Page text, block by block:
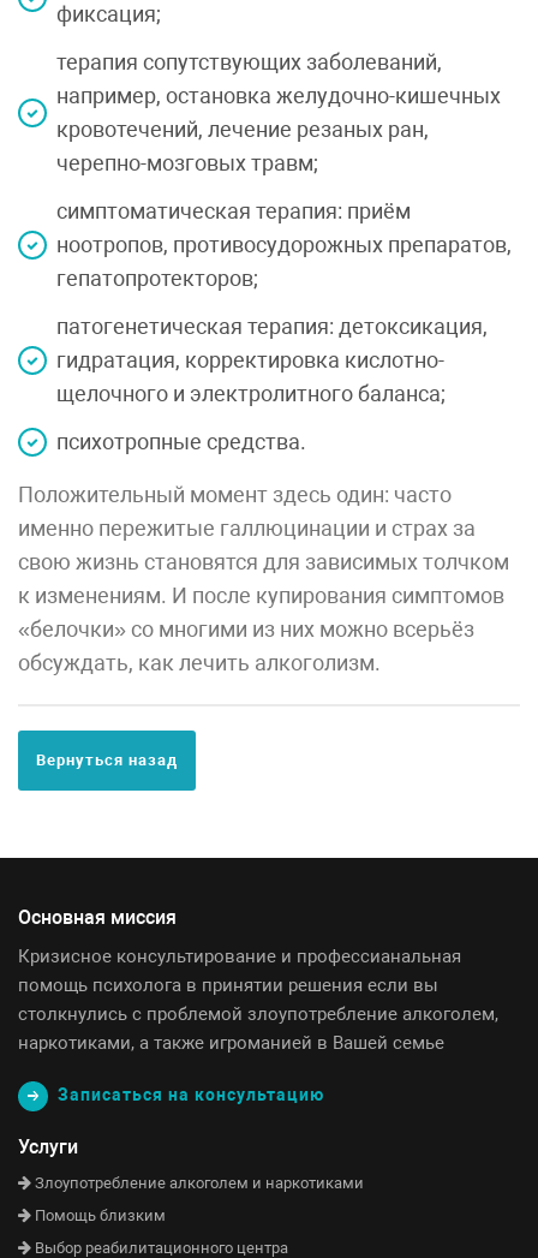
фиксация;
терапия сопутствующих заболеваний,
например, остановка желудочно-кишечных
кровотечений, лечение резаных ран,
черепно-мозговых травм;
симптоматическая терапия: приём
ноотропов, противосудорожных препаратов,
гепатопротекторов;
патогенетическая терапия: детоксикация,
гидратация, корректировка кислотно-
щелочного и электролитного баланса;
психотропные средства.
Положительный момент здесь один: часто
именно пережитые галлюцинации и страх за
свою жизнь становятся для зависимых толчком
к изменениям. И после купирования симптомов
«белочки» со многими из них можно всерьёз
обсуждать, как лечить алкоголизм.
Вернуться назад
Основная миссия
Кризисное консультирование и профессианальная
помощь психолога в принятии решения если вы
столкнулись с проблемой злоупотребление алкоголем,
наркотиками, а также игроманией в Вашей семье
Записаться на консультацию
Услуги
Злоупотребление алкоголем и наркотиками
Помощь близким
Выбор реабилитационного центра